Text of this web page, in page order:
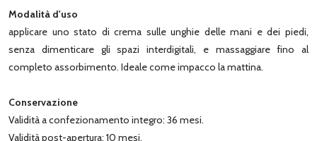
Modalità d'uso
applicare uno stato di crema sulle unghie delle mani e dei piedi,
senza dimenticare gli spazi interdigitali, e massaggiare fino al
completo assorbimento. Ideale come impacco la mattina.
Conservazione
Validità a confezionamento integro: 36 mesi.
Validità post-apertura: 10 mesi.